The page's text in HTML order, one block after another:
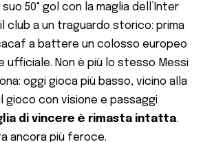
50° gol con la maglia dell’Inter
club a un traguardo storico: prima
a battere un colosso europeo
ufficiale. Non è più lo stesso Messi
oggi gioca più basso, vicino alla
gioco con visione e passaggi
di vincere è rimasta intatta.
ancora più feroce.